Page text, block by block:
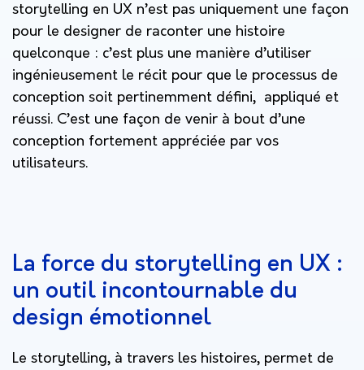
storytelling en UX n’est pas uniquement une façon
pour le designer de raconter une histoire
quelconque : c’est plus une manière d’utiliser
ingénieusement le récit pour que le processus de
conception soit pertinemment défini, appliqué et
réussi. C’est une façon de venir à bout d’une
conception fortement appréciée par vos
utilisateurs.
La force du storytelling en UX :
un outil incontournable du
design émotionnel
Le storytelling, à travers les histoires, permet de